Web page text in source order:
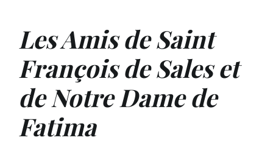
Les Amis de Saint
François de Sales et
de Notre Dame de
Fatima